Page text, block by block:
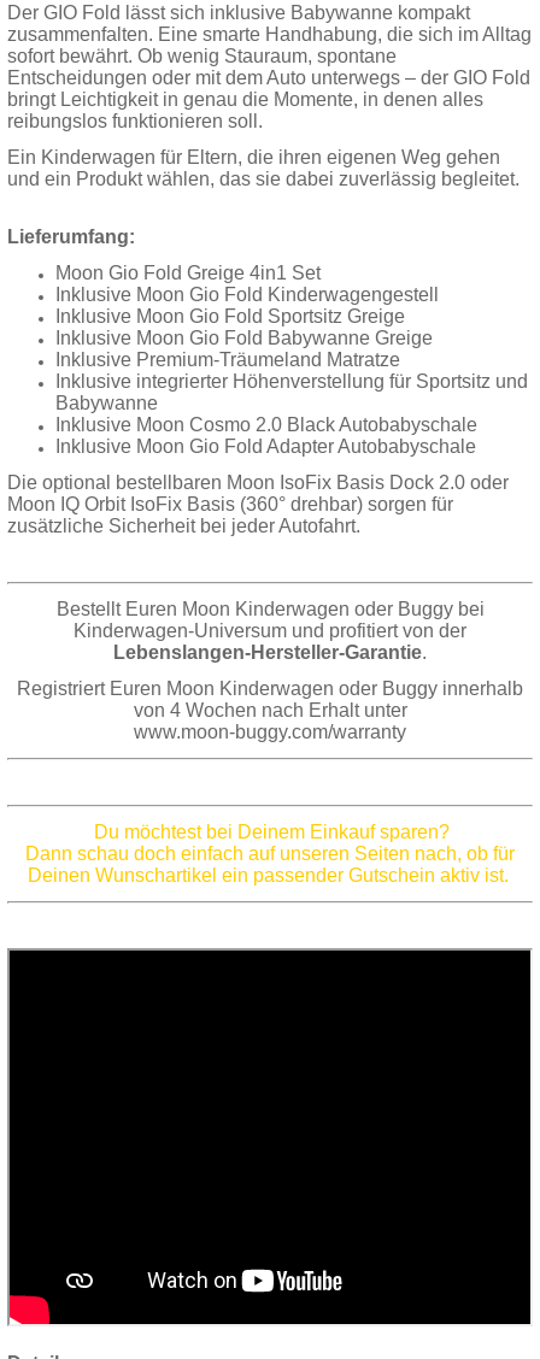
Der GIO Fold lässt sich inklusive Babywanne kompakt
zusammenfalten. Eine smarte Handhabung, die sich im Alltag
sofort bewährt. Ob wenig Stauraum, spontane
Entscheidungen oder mit dem Auto unterwegs – der GIO Fold
bringt Leichtigkeit in genau die Momente, in denen alles
reibungslos funktionieren soll.
Ein Kinderwagen für Eltern, die ihren eigenen Weg gehen
und ein Produkt wählen, das sie dabei zuverlässig begleitet.
Lieferumfang:
Moon Gio Fold Greige 4in1 Set
Inklusive Moon Gio Fold Kinderwagengestell
Inklusive Moon Gio Fold Sportsitz Greige
Inklusive Moon Gio Fold Babywanne Greige
Inklusive Premium-Träumeland Matratze
Inklusive integrierter Höhenverstellung für Sportsitz und
Babywanne
Inklusive Moon Cosmo 2.0 Black Autobabyschale
Inklusive Moon Gio Fold Adapter Autobabyschale
Die optional bestellbaren Moon IsoFix Basis Dock 2.0 oder
Moon IQ Orbit IsoFix Basis (360° drehbar) sorgen für
zusätzliche Sicherheit bei jeder Autofahrt.
Bestellt Euren Moon Kinderwagen oder Buggy bei
Kinderwagen-Universum und profitiert von der
Lebenslangen-Hersteller-Garantie.
Registriert Euren Moon Kinderwagen oder Buggy innerhalb
von 4 Wochen nach Erhalt unter
www.moon-buggy.com/warranty
Du möchtest bei Deinem Einkauf sparen?
Dann schau doch einfach auf unseren Seiten nach, ob für
Deinen Wunschartikel ein passender Gutschein aktiv ist.